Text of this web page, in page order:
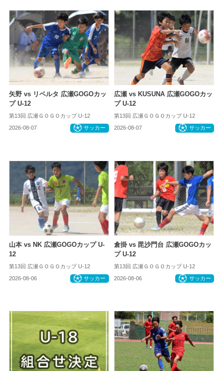
矢野 vs リベルタ 広瀬GOGOカッ
プ U-12
第13回 広瀬ＧＯＧＯカップ U-12
2026-08-07 サッカー
広瀬 vs KUSUNA 広瀬GOGOカッ
プ U-12
第13回 広瀬ＧＯＧＯカップ U-12
2026-08-07 サッカー
山本 vs NK 広瀬GOGOカップ U-
12
第13回 広瀬ＧＯＧＯカップ U-12
2026-08-06 サッカー
倉掛 vs 毘沙門台 広瀬GOGOカッ
プ U-12
第13回 広瀬ＧＯＧＯカップ U-12
2026-08-06 サッカー